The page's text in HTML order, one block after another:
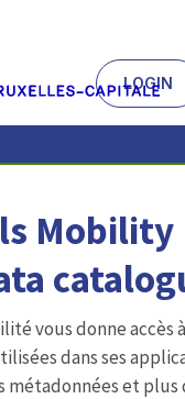
LOGIN
Mobility
vous donne accès
dans ses
métadonnées et